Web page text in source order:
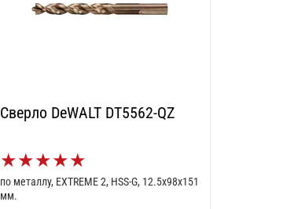
Сверло DeWALT DT5562-QZ
★★★★★
по металлу, EXTREME 2, HSS-G, 12.5x98x151
мм.